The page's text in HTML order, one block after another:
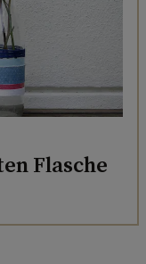
Flasche